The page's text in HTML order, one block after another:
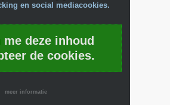
en social mediacookies.
deze inhoud
de cookies.
meer informatie